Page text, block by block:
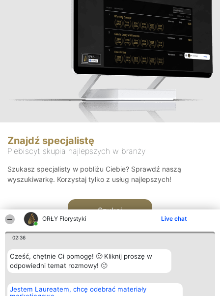
ORŁY Florystyki Live chat
02:36
Cześć, chętnie Ci pomogę! 🙂 Kliknij proszę w
odpowiedni temat rozmowy! 🙂
Jestem Laureatem, chcę odebrać materiały
Znajdź specjalistę
Plebiscyt skupia najlepszych w branży
Szukasz specjalisty w pobliżu Ciebie? Sprawdź naszą
wyszukiwarkę. Korzystaj tylko z usług najlepszych!
Szukaj
Organizator plebiscytu
Bright Side Solutions sp. z o.
Plebiscyt
Laureaci
Kontakt
Kontakt